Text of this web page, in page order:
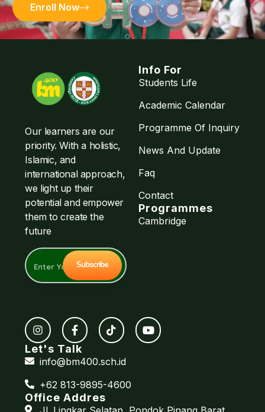
Enroll Now
Our learners are our
priority. With a holistic,
Islamic, and
international approach,
we light up their
potential and empower
them to create the
future
Info For
Students Life
Academic Calendar
Programme Of Inquiry
News And Update
Faq
Contact
Programmes
Cambridge
Let's Talk
info@bm400.sch.id
+62 813-9895-4600
Office Addres